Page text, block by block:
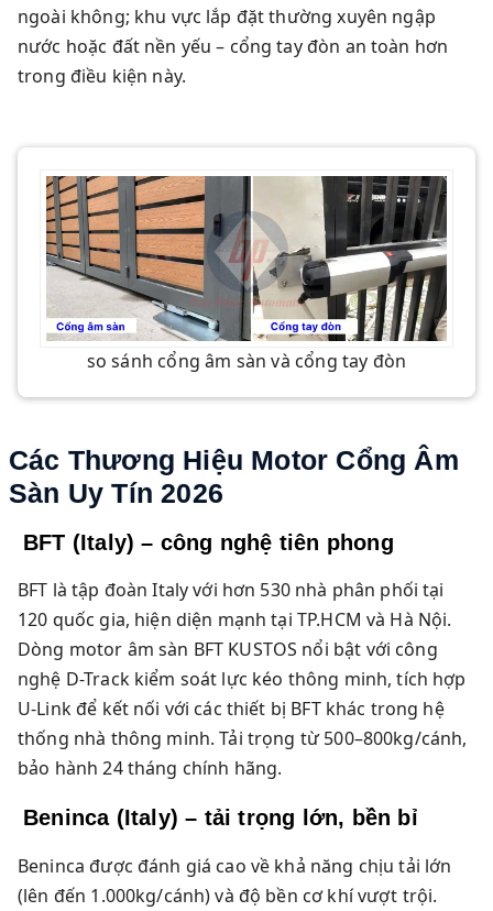
ngoài không; khu vực lắp đặt thường xuyên ngập
nước hoặc đất nền yếu – cổng tay đòn an toàn hơn
trong điều kiện này.
so sánh cổng âm sàn và cổng tay đòn
Các Thương Hiệu Motor Cổng Âm
Sàn Uy Tín 2026
BFT (Italy) – công nghệ tiên phong
BFT là tập đoàn Italy với hơn 530 nhà phân phối tại
120 quốc gia, hiện diện mạnh tại TP.HCM và Hà Nội.
Dòng motor âm sàn BFT KUSTOS nổi bật với công
nghệ D-Track kiểm soát lực kéo thông minh, tích hợp
U-Link để kết nối với các thiết bị BFT khác trong hệ
thống nhà thông minh. Tải trọng từ 500–800kg/cánh,
bảo hành 24 tháng chính hãng.
Beninca (Italy) – tải trọng lớn, bền bỉ
Beninca được đánh giá cao về khả năng chịu tải lớn
(lên đến 1.000kg/cánh) và độ bền cơ khí vượt trội.